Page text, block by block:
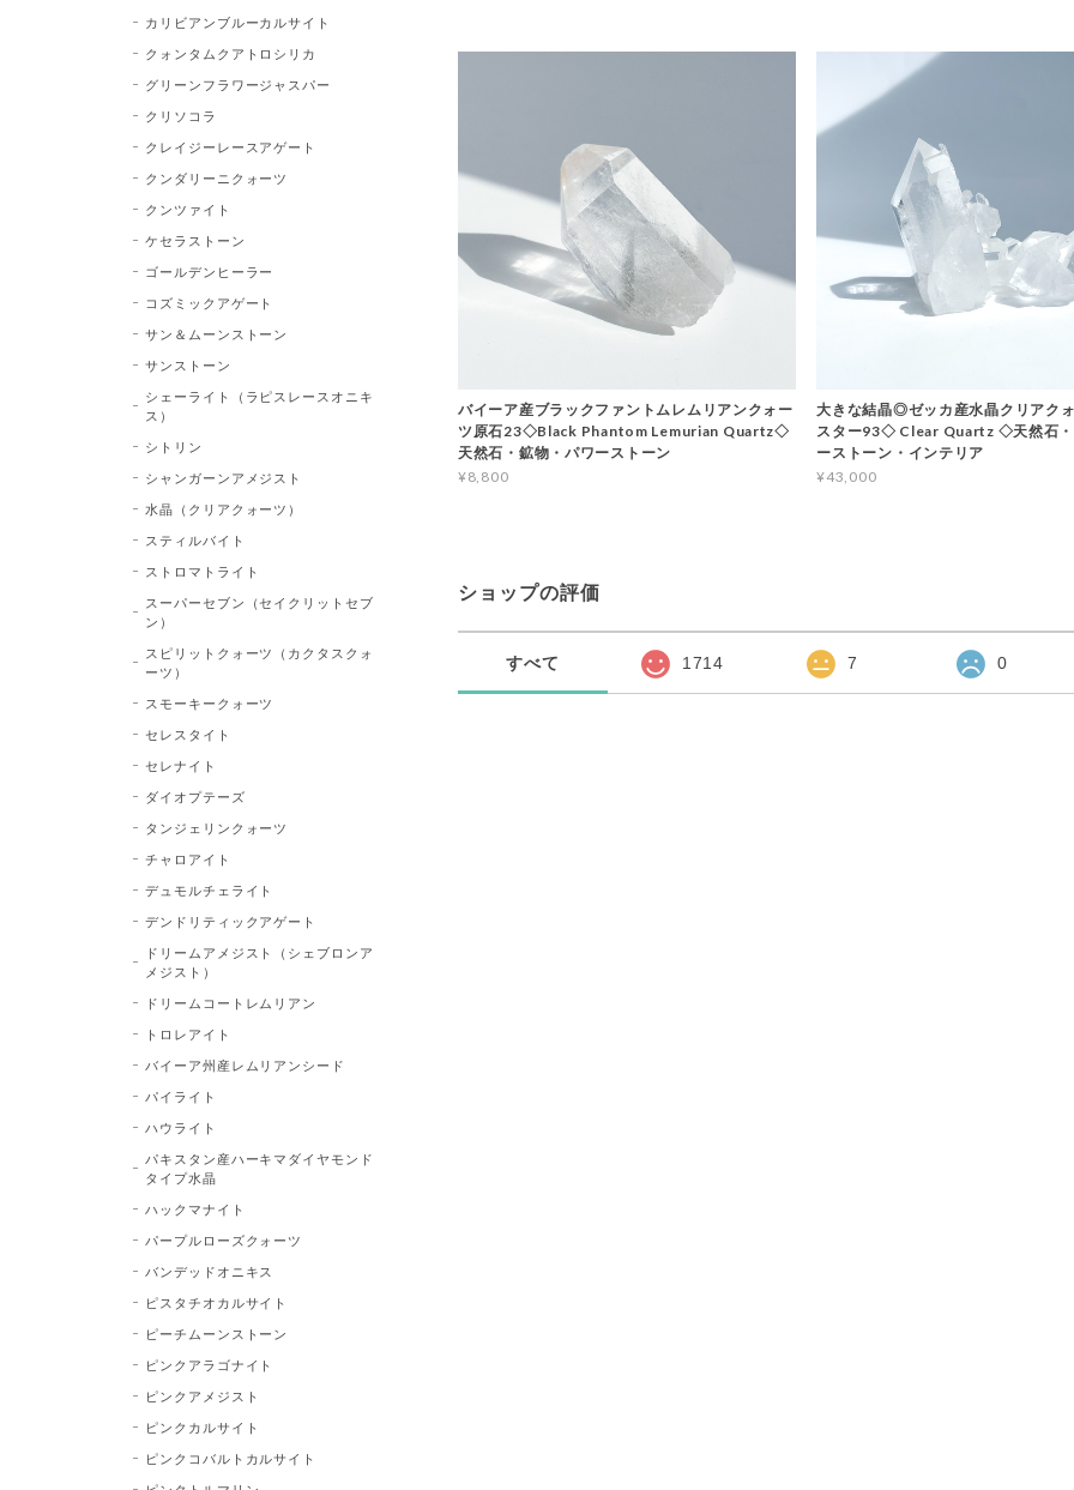
バイーア産ブラックファントムレムリアンクォー
ツ原石23◇Black Phantom Lemurian Quartz◇
天然石・鉱物・パワーストーン
¥8,800
大きな結晶◎ゼッカ産水晶クリアク
スター93◇ Clear Quartz ◇天然石・
ーストーン・インテリア
¥43,000
ショップの評価
すべて 1714 7 0
カリビアンブルーカルサイト
クォンタムクアトロシリカ
グリーンフラワージャスパー
クリソコラ
クレイジーレースアゲート
クンダリーニクォーツ
クンツァイト
ケセラストーン
ゴールデンヒーラー
コズミックアゲート
サン＆ムーンストーン
サンストーン
シェーライト（ラピスレースオニキ
ス）
シトリン
シャンガーンアメジスト
水晶（クリアクォーツ）
スティルバイト
ストロマトライト
スーパーセブン（セイクリットセブ
ン）
スピリットクォーツ（カクタスクォ
ーツ）
スモーキークォーツ
セレスタイト
セレナイト
ダイオプテーズ
タンジェリンクォーツ
チャロアイト
デュモルチェライト
デンドリティックアゲート
ドリームアメジスト（シェブロンア
メジスト）
ドリームコートレムリアン
トロレアイト
バイーア州産レムリアンシード
パイライト
ハウライト
パキスタン産ハーキマダイヤモンド
タイプ水晶
ハックマナイト
パープルローズクォーツ
バンデッドオニキス
ピスタチオカルサイト
ピーチムーンストーン
ピンクアラゴナイト
ピンクアメジスト
ピンクカルサイト
ピンクコバルトカルサイト